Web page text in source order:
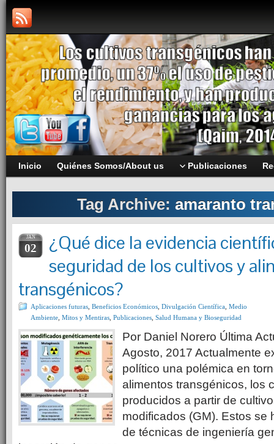
Inicio Quiénes Somos/About us Publicaciones
Tag Archive: amaranto
JAN
02
¿Qué dice la evidencia
seguridad de los cultivos y
transgénicos?
Aplicaciones futuras Beneficios Económicos Divulgación Científica Medio
Ambiente Mitos y Mentiras Publicaciones Salud Humana y Bioseguridad
Por Daniel Norero Última
Agosto, 2017 Actualmente
político una polémica en
alimentos transgénicos, los
producidos a partir de
modificados (GM). Estos se
de técnicas de ingeniería